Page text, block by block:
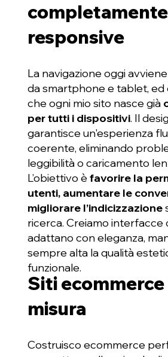
completamente
responsive
La navigazione oggi
da smartphone e tablet, ed
che ogni mio sito nasce già
per tutti i dispositivi. Il
garantisce un'esperienza
coerente, eliminando
leggibilità o caricamento
L’obiettivo èfavorire la
utenti, aumentare le
migliorare l’indicizzazione
ricerca. Creiamo interfacce
adattano con eleganza,
sempre alta la qualità
funzionale.
Siti ecommerce
misura
Costruisco ecommerce